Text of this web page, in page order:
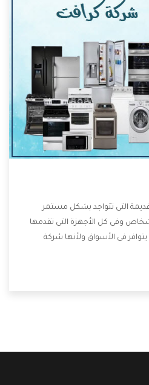
التى تتواجد بشكل مستمر
وفى كل الأجهزة التى تقدمها
فى الأسواق ولأنها شركة
والخصومات التى تسهل على